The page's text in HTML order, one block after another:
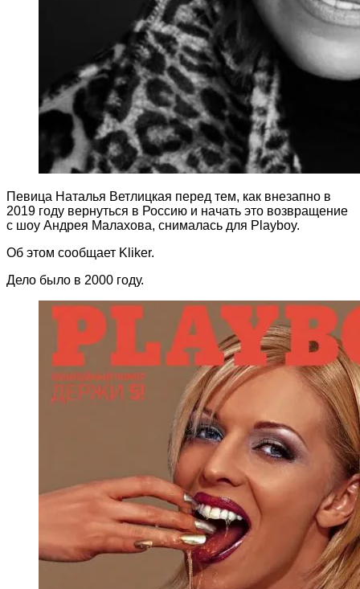
Певица Наталья Ветлицкая перед тем, как внезапно в
2019 году вернуться в Россию и начать это возвращение
с шоу Андрея Малахова, снималась для Playboy.
Об этом сообщает Kliker.
Дело было в 2000 году.